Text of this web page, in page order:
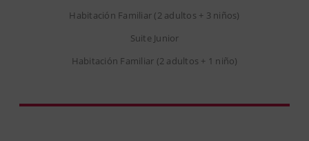
Habitación Familiar (2 adultos + 3 niños)
Suite Junior
Habitación Familiar (2 adultos + 1 niño)